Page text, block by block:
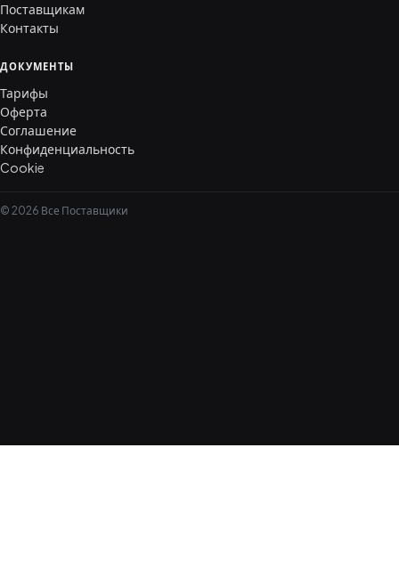
Поставщикам
Контакты
ДОКУМЕНТЫ
Тарифы
Оферта
Соглашение
Конфиденциальность
Cookie
© 2026 Все Поставщики